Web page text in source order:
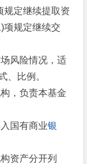
规定继续提取资
项规定继续交
风险情况，适
、比例。
，负责本基金
国有商业银
资产分开列